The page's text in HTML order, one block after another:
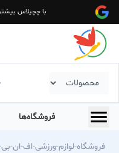
با چچیلاس
فروشگاه‌ها